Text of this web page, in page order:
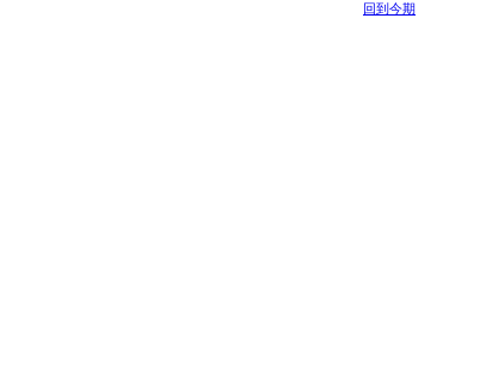
回到今期